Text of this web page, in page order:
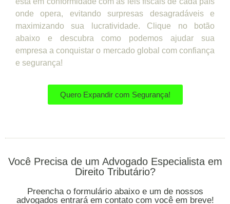
onde opera, evitando surpresas desagradáveis e
maximizando sua lucratividade. Clique no botão
abaixo e descubra como podemos ajudar sua
empresa a conquistar o mercado global com confiança
e segurança!
Quero Expandir com Segurança!
Você Precisa de um Advogado Especialista em
Direito Tributário?
Preencha o formulário abaixo e um de nossos
advogados entrará em contato com você em breve!